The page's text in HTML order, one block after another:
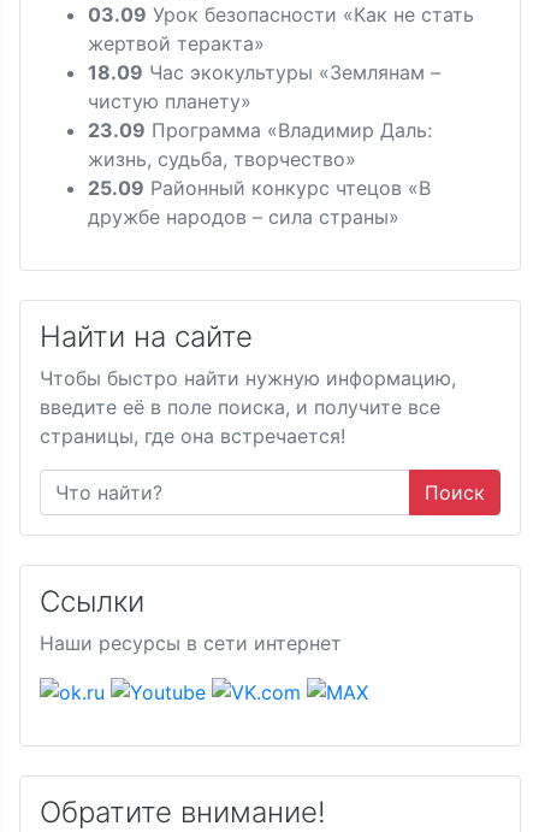
03.09 Урок безопасности «Как не стать
жертвой теракта»
18.09 Час экокультуры «Землянам –
чистую планету»
23.09 Программа «Владимир Даль:
жизнь, судьба, творчество»
25.09 Районный конкурс чтецов «В
дружбе народов – сила страны»
Найти на сайте
Чтобы быстро найти нужную информацию,
введите её в поле поиска, и получите все
страницы, где она встречается!
Поиск
Ссылки
Наши ресурсы в сети интернет
Обратите внимание!